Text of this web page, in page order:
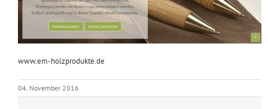
www.em-holzprodukte.de
04. November 2016